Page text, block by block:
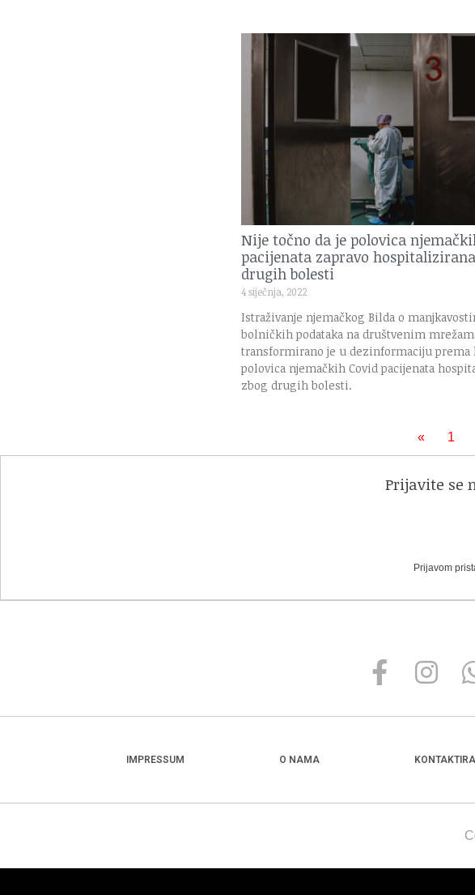
Nije točno da je polovica
pacijenata zapravo
drugih bolesti
4 siječnja, 2022
Istraživanje njemačkog Bilda o
bolničkih podataka na društvenim
transformirano je u dezinformaciju prema
polovica njemačkih Covid pacijenata
zbog drugih bolesti.
« 1
Prijavite se
Prijavom
IMPRESSUM O NAMA